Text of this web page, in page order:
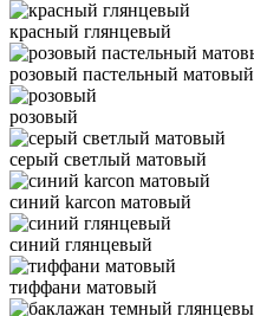
красный глянцевый
розовый пастельный матовый
розовый
серый светлый матовый
синий karcon матовый
синий глянцевый
тиффани матовый